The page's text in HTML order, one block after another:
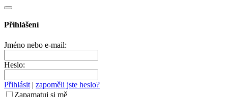
Přihlášení
Jméno nebo e-mail:
Heslo:
Přihlásit | zapoměli jste heslo?
Zapamatuj si mě